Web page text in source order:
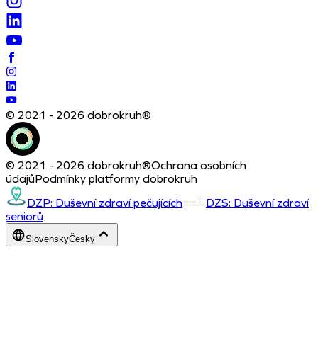
© 2021 - 2026 dobrokruh®
© 2021 - 2026 dobrokruh®Ochrana osobních
údajůPodmínky platformy dobrokruh
DZP: Duševní zdraví pečujících
DZS: Duševní zdraví
seniorů
SlovenskyČesky